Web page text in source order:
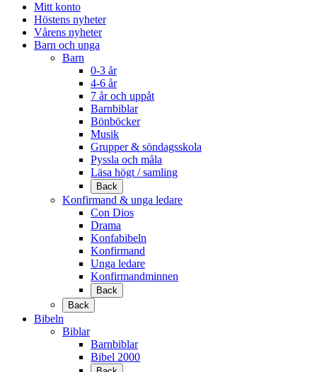
Mitt konto
Höstens nyheter
Vårens nyheter
Barn och unga
Barn
0-3 år
4-6 år
7 år och uppåt
Barnbiblar
Bönböcker
Musik
Grupper & söndagsskola
Pyssla och måla
Läsa högt / samling
Back
Konfirmand & unga ledare
Con Dios
Drama
Konfabibeln
Konfirmand
Unga ledare
Konfirmandminnen
Back
Back
Bibeln
Biblar
Barnbiblar
Bibel 2000